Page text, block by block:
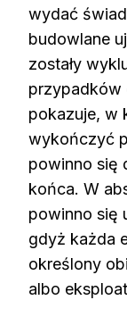
wydać
budowlane
zostały
przypadków
pokazuje, w
wykończyć
powinno się
końca. W
powinno się
gdyż każda
określony
albo